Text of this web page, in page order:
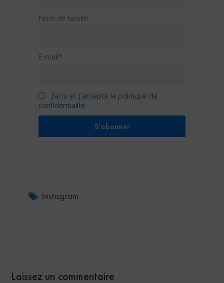
Nom de famille
E-mail*
J'ai lu et j'accepte la politique de
confidentialité
Instagram
Laissez un commentaire